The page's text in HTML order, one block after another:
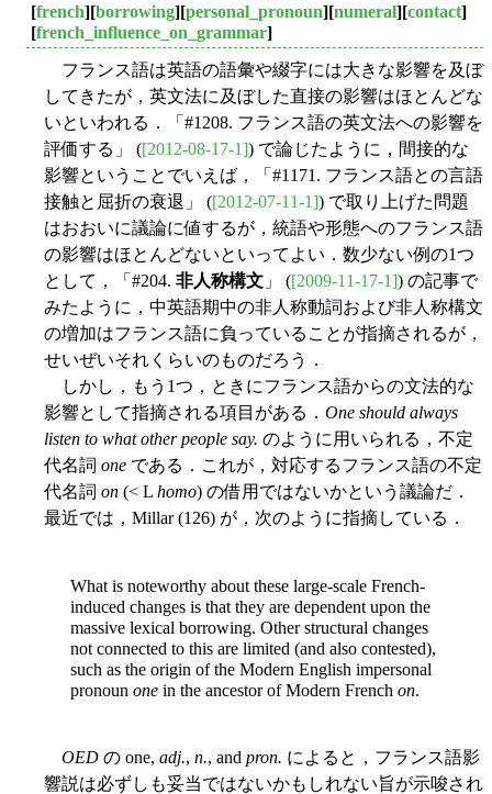
[french][borrowing][personal_pronoun][numeral][contact]
[french_influence_on_grammar]
フランス語は英語の語彙や綴字には大きな影響を及ぼ
してきたが，英文法に及ぼした直接の影響はほとんどな
いといわれる．「#1208. フランス語の英文法への影響を
評価する」 ([2012-08-17-1]) で論じたように，間接的な
影響ということでいえば，「#1171. フランス語との言語
接触と屈折の衰退」 ([2012-07-11-1]) で取り上げた問題
はおおいに議論に値するが，統語や形態へのフランス語
の影響はほとんどないといってよい．数少ない例の1つ
として，「#204. 非人称構文 」 ([2009-11-17-1]) の記事で
みたように，中英語期中の非人称動詞および非人称構文
の増加はフランス語に負っていることが指摘されるが，
せいぜいそれくらいのものだろう．
しかし，もう1つ，ときにフランス語からの文法的な
影響として指摘される項目がある． One should always
listen to what other people say. のように用いられる，不定
代名詞 one である．これが，対応するフランス語の不定
代名詞 on (< L homo) の借用ではないかという議論だ．
最近では，Millar (126) が，次のように指摘している．
What is noteworthy about these large-scale French-
induced changes is that they are dependent upon the
massive lexical borrowing. Other structural changes
not connected to this are limited (and also contested),
such as the origin of the Modern English impersonal
pronoun one in the ancestor of Modern French on.
OED の one, adj., n., and pron. によると，フランス語影
響説は必ずしも妥当ではないかもしれない旨が示唆され